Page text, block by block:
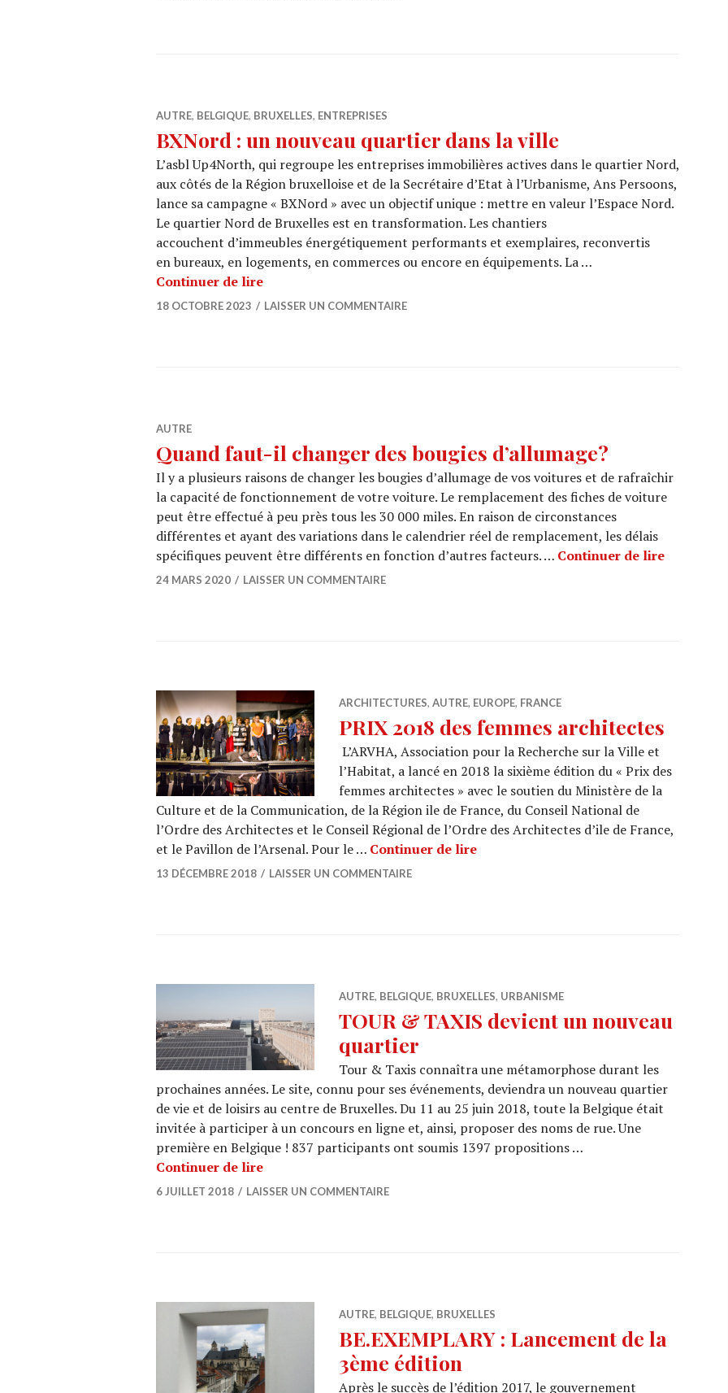
AUTRE, BELGIQUE, BRUXELLES, ENTREPRISES
BXNord : un nouveau quartier dans la ville
L’asbl Up4North, qui regroupe les entreprises immobilières actives dans le quartier Nord,
aux côtés de la Région bruxelloise et de la Secrétaire d’Etat à l’Urbanisme, Ans Persoons,
lance sa campagne « BXNord » avec un objectif unique : mettre en valeur l’Espace Nord.
Le quartier Nord de Bruxelles est en transformation. Les chantiers
accouchent d’immeubles énergétiquement performants et exemplaires, reconvertis
en bureaux, en logements, en commerces ou encore en équipements. La …
Continuer de lireBXNord : un nouveau quartier dans la ville
18 OCTOBRE 2023 LAISSER UN COMMENTAIRE
AUTRE
Quand faut-il changer des bougies d’allumage?
Il y a plusieurs raisons de changer les bougies d’allumage de vos voitures et de rafraîchir
la capacité de fonctionnement de votre voiture. Le remplacement des fiches de voiture
peut être effectué à peu près tous les 30 000 miles. En raison de circonstances
différentes et ayant des variations dans le calendrier réel de remplacement, les délais
spécifiques peuvent être différents en fonction d’autres facteurs. … Continuer de lireQuand
24 MARS 2020 LAISSER UN COMMENTAIRE
ARCHITECTURES, AUTRE, EUROPE, FRANCE
PRIX 2018 des femmes architectes
L’ARVHA, Association pour la Recherche sur la Ville et
l’Habitat, a lancé en 2018 la sixième édition du « Prix des
femmes architectes » avec le soutien du Ministère de la
Culture et de la Communication, de la Région ile de France, du Conseil National de
l’Ordre des Architectes et le Conseil Régional de l’Ordre des Architectes d’ile de France,
et le Pavillon de l’Arsenal. Pour le … Continuer de lirePRIX 2018 des femmes architectes
13 DÉCEMBRE 2018 LAISSER UN COMMENTAIRE
AUTRE, BELGIQUE, BRUXELLES, URBANISME
TOUR & TAXIS devient un nouveau
quartier
Tour & Taxis connaîtra une métamorphose durant les
prochaines années. Le site, connu pour ses événements, deviendra un nouveau quartier
de vie et de loisirs au centre de Bruxelles. Du 11 au 25 juin 2018, toute la Belgique était
invitée à participer à un concours en ligne et, ainsi, proposer des noms de rue. Une
première en Belgique ! 837 participants ont soumis 1397 propositions …
Continuer de lireTOUR & TAXIS devient un nouveau quartier
6 JUILLET 2018 LAISSER UN COMMENTAIRE
AUTRE, BELGIQUE, BRUXELLES
BE.EXEMPLARY : Lancement de la
3ème édition
Après le succès de l’édition 2017, le gouvernement